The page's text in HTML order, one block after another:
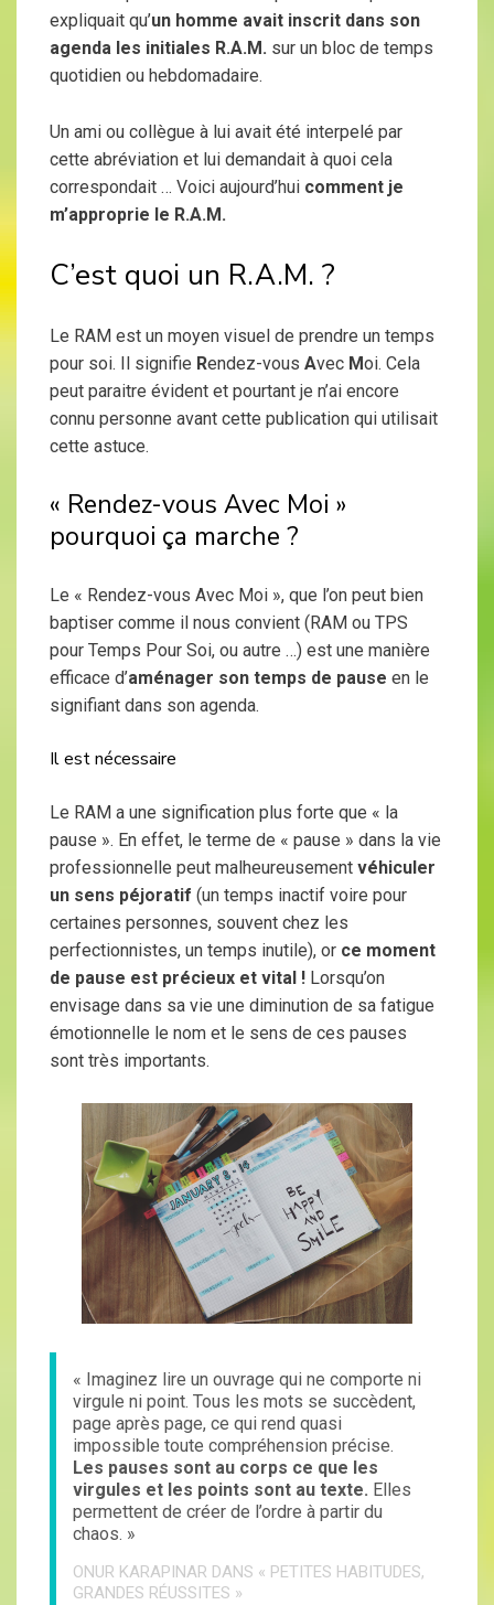
expliquait qu’un homme avait inscrit dans son
agenda les initiales R.A.M. sur un bloc de temps
quotidien ou hebdomadaire.
Un ami ou collègue à lui avait été interpelé par
cette abréviation et lui demandait à quoi cela
correspondait … Voici aujourd’hui comment je
m’approprie le R.A.M.
C’est quoi un R.A.M. ?
Le RAM est un moyen visuel de prendre un temps
pour soi. Il signifie Rendez-vous Avec Moi. Cela
peut paraitre évident et pourtant je n’ai encore
connu personne avant cette publication qui utilisait
cette astuce.
« Rendez-vous Avec Moi »
pourquoi ça marche ?
Le « Rendez-vous Avec Moi », que l’on peut bien
baptiser comme il nous convient (RAM ou TPS
pour Temps Pour Soi, ou autre …) est une manière
efficace d’aménager son temps de pause en le
signifiant dans son agenda.
Il est nécessaire
Le RAM a une signification plus forte que « la
pause ». En effet, le terme de « pause » dans la vie
professionnelle peut malheureusement véhiculer
un sens péjoratif (un temps inactif voire pour
certaines personnes, souvent chez les
perfectionnistes, un temps inutile), or ce moment
de pause est précieux et vital ! Lorsqu’on
envisage dans sa vie une diminution de sa fatigue
émotionnelle le nom et le sens de ces pauses
sont très importants.
« Imaginez lire un ouvrage qui ne comporte ni
virgule ni point. Tous les mots se succèdent,
page après page, ce qui rend quasi
impossible toute compréhension précise.
Les pauses sont au corps ce que les
virgules et les points sont au texte. Elles
permettent de créer de l’ordre à partir du
chaos. »
ONUR KARAPINAR DANS « PETITES HABITUDES,
GRANDES RÉUSSITES »